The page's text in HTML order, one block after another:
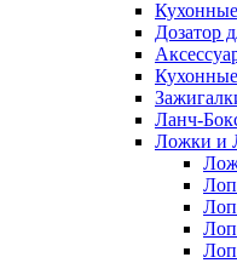
Дозатор
Ланч-
Ложки и